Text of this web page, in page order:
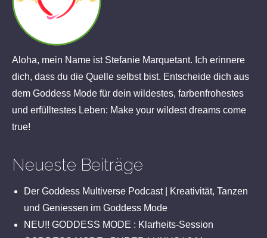
Aloha, mein Name ist Stefanie Marquetant. Ich erinnere
dich, dass du die Quelle selbst bist. Entscheide dich aus
dem Goddess Mode für dein wildestes, farbenfrohestes
und erfülltestes Leben: Make your wildest dreams come
true!
Neueste Beiträge
Der Goddess Multiverse Podcast | Kreativität, Tanzen
und Geniessen im Goddess Mode
NEU!! GODDESS MODE : Klarheits-Session